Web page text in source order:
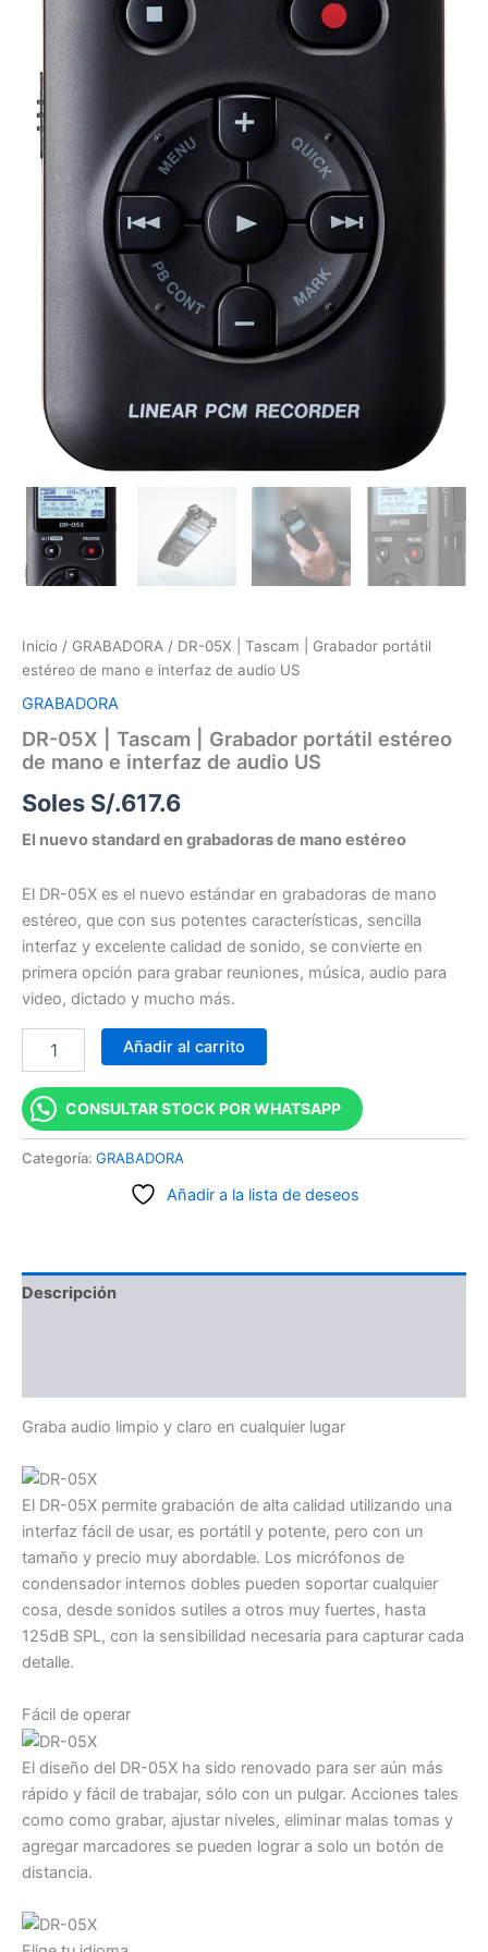
Inicio / GRABADORA / DR-05X | Tascam | Grabador portátil
estéreo de mano e interfaz de audio US
GRABADORA
DR-05X | Tascam | Grabador portátil estéreo
de mano e interfaz de audio US
Soles S/.617.6
El nuevo standard en grabadoras de mano estéreo
El DR-05X es el nuevo estándar en grabadoras de mano
estéreo, que con sus potentes características, sencilla
interfaz y excelente calidad de sonido, se convierte en
primera opción para grabar reuniones, música, audio para
video, dictado y mucho más.
Añadir al carrito
CONSULTAR STOCK POR WHATSAPP
Categoría: GRABADORA
Añadir a la lista de deseos
Descripción
Graba audio limpio y claro en cualquier lugar
El DR-05X permite grabación de alta calidad utilizando una
interfaz fácil de usar, es portátil y potente, pero con un
tamaño y precio muy abordable. Los micrófonos de
condensador internos dobles pueden soportar cualquier
cosa, desde sonidos sutiles a otros muy fuertes, hasta
125dB SPL, con la sensibilidad necesaria para capturar cada
detalle.
Fácil de operar
El diseño del DR-05X ha sido renovado para ser aún más
rápido y fácil de trabajar, sólo con un pulgar. Acciones tales
como como grabar, ajustar niveles, eliminar malas tomas y
agregar marcadores se pueden lograr a solo un botón de
distancia.